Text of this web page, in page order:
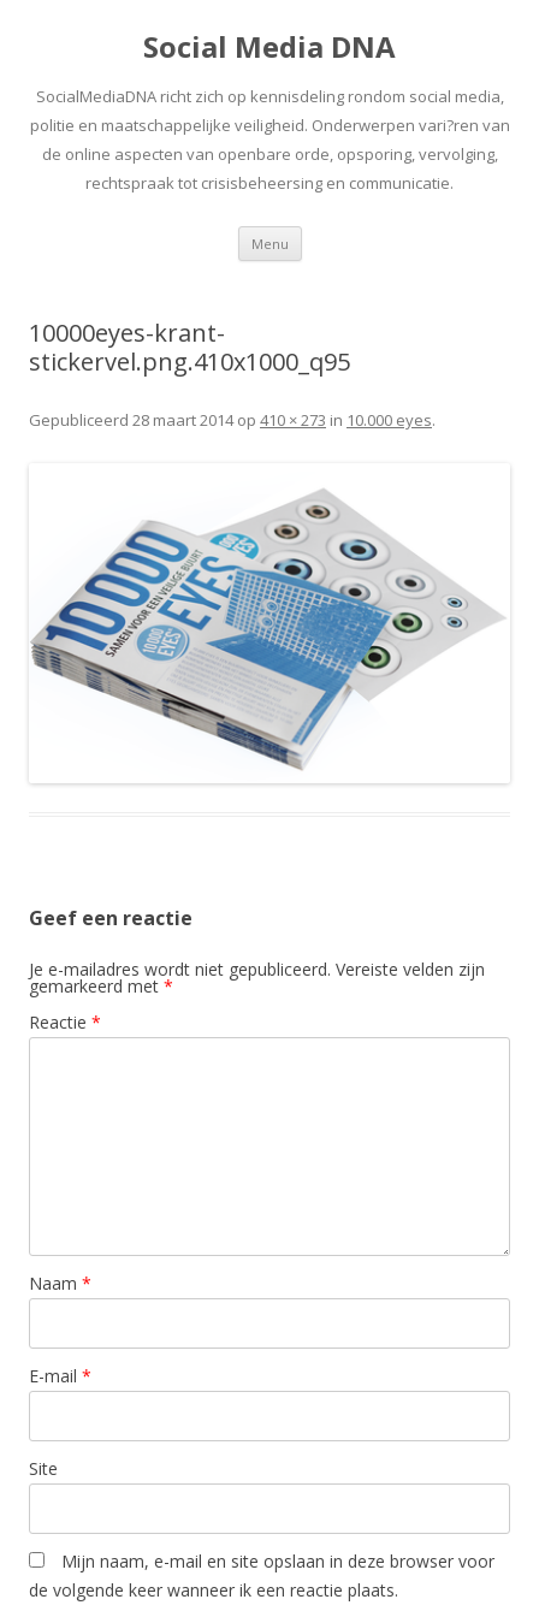
Social Media DNA
SocialMediaDNA richt zich op kennisdeling rondom social media,
politie en maatschappelijke veiligheid. Onderwerpen vari?ren van
de online aspecten van openbare orde, opsporing, vervolging,
rechtspraak tot crisisbeheersing en communicatie.
Menu Spring
inhoud
10000eyes-krant-
stickervel.png.410x1000_q95
Gepubliceerd 28 maart 2014op 410 × 273 in 10.000 eyes.
Geef een reactie
Je e-mailadres wordt niet gepubliceerd. Vereiste velden zijn
gemarkeerd met *
Reactie *
Naam *
E-mail *
Site
Mijn naam, e-mail en site opslaan in deze browser voor
de volgende keer wanneer ik een reactie plaats.